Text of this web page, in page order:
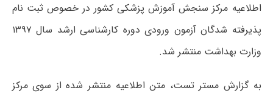
اطلاعیه مرکز سنجش آموزش پزشکی کشور در خصوص ثبت نام
پذیرفته شدگان آزمون ورودی دوره کارشناسی ارشد سال ۱۳۹۷
وزارت بهداشت منتشر شد.
به گزارش مستر تست، متن اطلاعیه منتشر شده از سوی مرکز